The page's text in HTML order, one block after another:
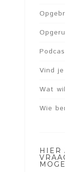
Vind
Wat
Wie
HIER